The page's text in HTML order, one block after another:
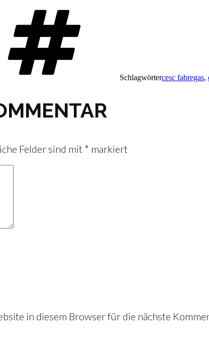
Schlagwörtercesc fabregas,
Felder sind mit * markiert
in diesem Browser für die nächste